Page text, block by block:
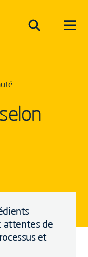
attentes de
et